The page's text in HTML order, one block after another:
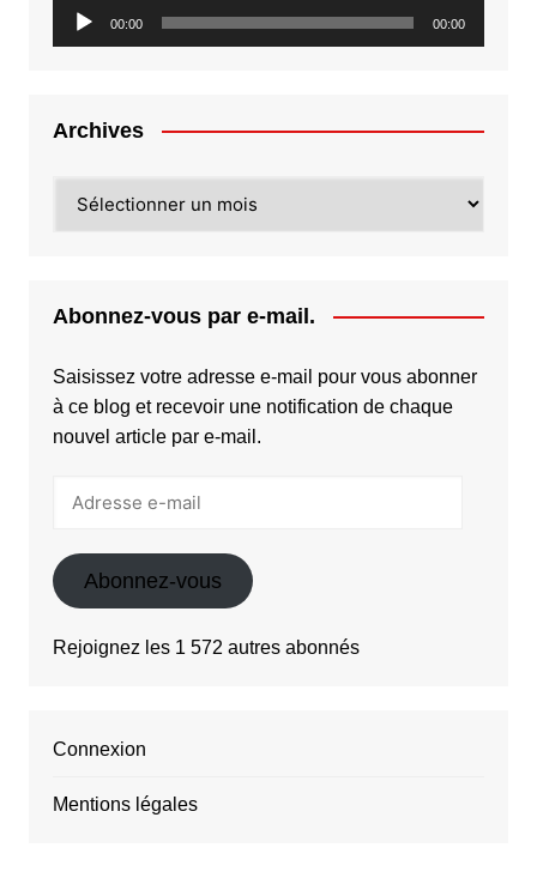
Lecteur
audio
00:00 00:00
Archives
Abonnez-vous par e-mail.
Saisissez votre adresse e-mail pour vous abonner
à ce blog et recevoir une notification de chaque
nouvel article par e-mail.
Abonnez-vous
Rejoignez les 1 572 autres abonnés
Connexion
Mentions légales